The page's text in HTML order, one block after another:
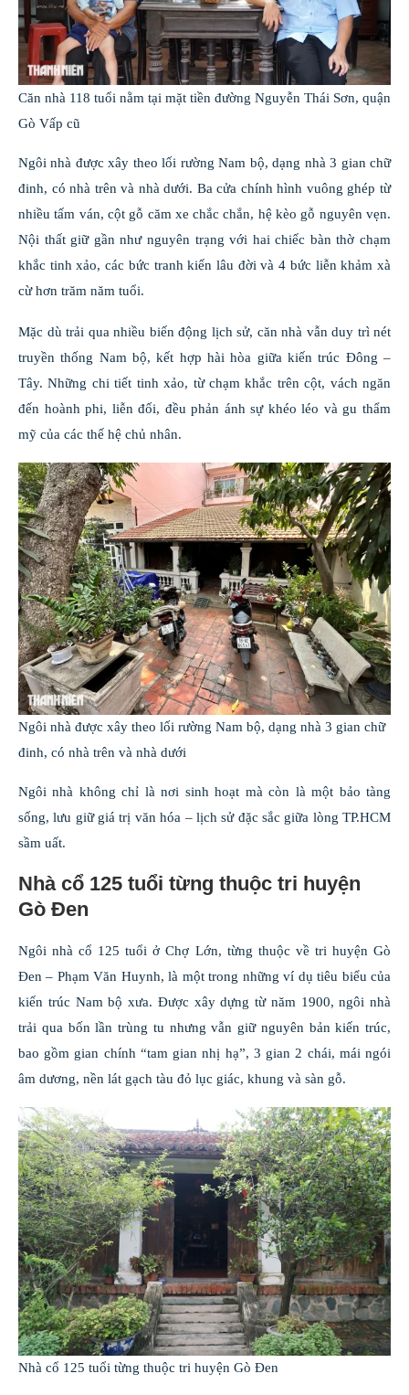
Căn nhà 118 tuổi nằm tại mặt tiền đường Nguyễn Thái Sơn, quận
Gò Vấp cũ
Ngôi nhà được xây theo lối rường Nam bộ, dạng nhà 3 gian chữ
đinh, có nhà trên và nhà dưới. Ba cửa chính hình vuông ghép từ
nhiều tấm ván, cột gỗ căm xe chắc chắn, hệ kèo gỗ nguyên vẹn.
Nội thất giữ gần như nguyên trạng với hai chiếc bàn thờ chạm
khắc tinh xảo, các bức tranh kiến lâu đời và 4 bức liễn khảm xà
cừ hơn trăm năm tuổi.
Mặc dù trải qua nhiều biến động lịch sử, căn nhà vẫn duy trì nét
truyền thống Nam bộ, kết hợp hài hòa giữa kiến trúc Đông –
Tây. Những chi tiết tinh xảo, từ chạm khắc trên cột, vách ngăn
đến hoành phi, liễn đối, đều phản ánh sự khéo léo và gu thẩm
mỹ của các thế hệ chủ nhân.
Ngôi nhà được xây theo lối rường Nam bộ, dạng nhà 3 gian chữ
đinh, có nhà trên và nhà dưới
Ngôi nhà không chỉ là nơi sinh hoạt mà còn là một bảo tàng
sống, lưu giữ giá trị văn hóa – lịch sử đặc sắc giữa lòng TP.HCM
sầm uất.
Nhà cổ 125 tuổi từng thuộc tri huyện
Gò Đen
Ngôi nhà cổ 125 tuổi ở Chợ Lớn, từng thuộc về tri huyện Gò
Đen – Phạm Văn Huynh, là một trong những ví dụ tiêu biểu của
kiến trúc Nam bộ xưa. Được xây dựng từ năm 1900, ngôi nhà
trải qua bốn lần trùng tu nhưng vẫn giữ nguyên bản kiến trúc,
bao gồm gian chính “tam gian nhị hạ”, 3 gian 2 chái, mái ngói
âm dương, nền lát gạch tàu đỏ lục giác, khung và sàn gỗ.
Nhà cổ 125 tuổi từng thuộc tri huyện Gò Đen